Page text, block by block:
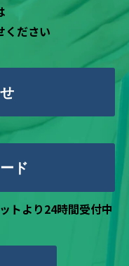
ください
ド
トより24時間受付中